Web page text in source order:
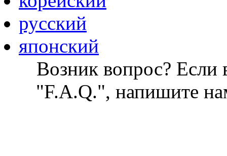
русский
японский
Возник вопрос? Если
"F.A.Q.", напишите